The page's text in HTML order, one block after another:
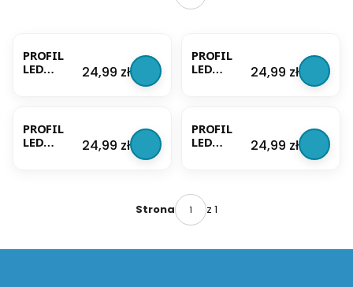
PROFIL
LED
TRANSPA
RENTNY +
ZAŚLEPKI
Cena
24,99 zł
PROFIL
LED
MLECZNY
+
ZAŚLEPKI
Cena
24,99 zł
PROFIL
LED
Cena
24,99 zł
PROFIL
LED
+
ZAŚLEPKI
2 METRY
Cena
24,99 zł
Strona z 1